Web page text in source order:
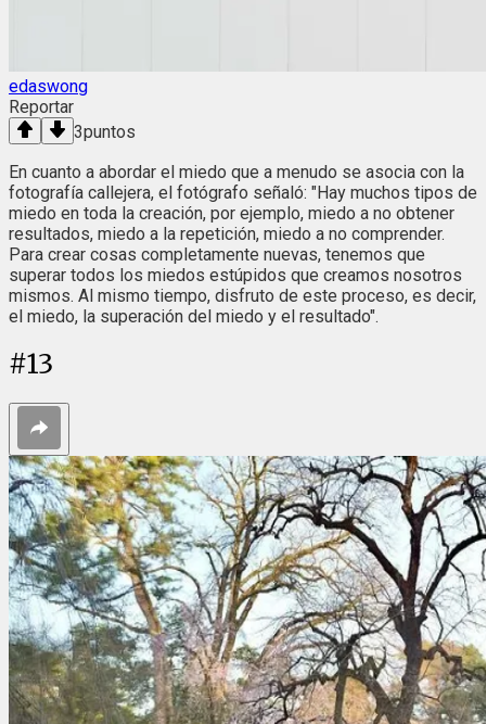
edaswong
Reportar
3puntos
En cuanto a abordar el miedo que a menudo se asocia con la
fotografía callejera, el fotógrafo señaló: "Hay muchos tipos de
miedo en toda la creación, por ejemplo, miedo a no obtener
resultados, miedo a la repetición, miedo a no comprender.
Para crear cosas completamente nuevas, tenemos que
superar todos los miedos estúpidos que creamos nosotros
mismos. Al mismo tiempo, disfruto de este proceso, es decir,
el miedo, la superación del miedo y el resultado".
#13